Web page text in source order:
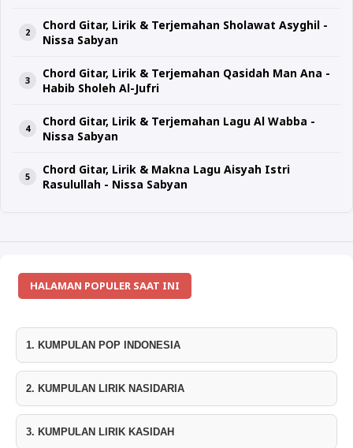
Chord Gitar, Lirik & Terjemahan Sholawat Asyghil -
Nissa Sabyan
Chord Gitar, Lirik & Terjemahan Qasidah Man Ana -
Habib Sholeh Al-Jufri
Chord Gitar, Lirik & Terjemahan Lagu Al Wabba -
Nissa Sabyan
Chord Gitar, Lirik & Makna Lagu Aisyah Istri
Rasulullah - Nissa Sabyan
HALAMAN POPULER SAAT INI
1. KUMPULAN POP INDONESIA
2. KUMPULAN LIRIK NASIDARIA
3. KUMPULAN LIRIK KASIDAH